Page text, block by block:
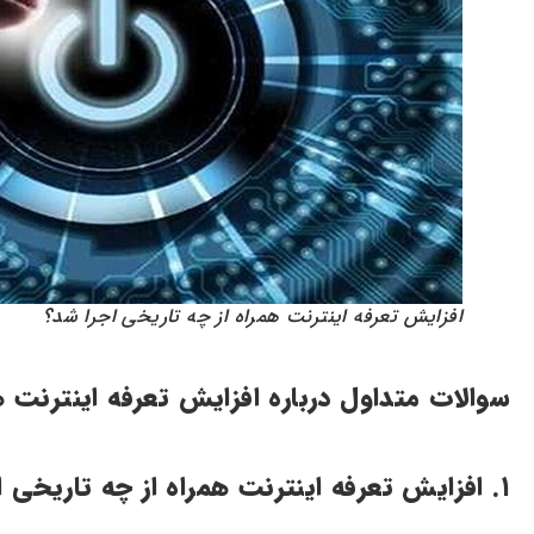
افزایش تعرفه اینترنت همراه از چه تاریخی اجرا شد؟
سوالات متداول درباره افزایش تعرفه اینترنت
۱. افزایش تعرفه اینترنت همراه از چه تاریخی اجرا شد؟